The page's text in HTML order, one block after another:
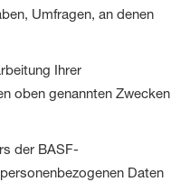
Umfragen, an denen
Ihrer
oben genannten Zwecken
der BASF-
Daten